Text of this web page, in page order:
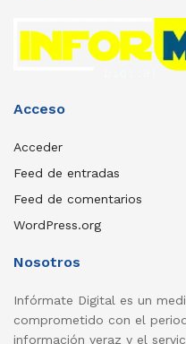
Acceso
Acceder
Feed de entradas
Feed de comentarios
WordPress.org
Nosotros
Infórmate Digital es un
comprometido con el
información veraz y el